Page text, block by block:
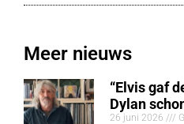
Meer nieuws
“Elvis gaf
Dylan
26 juni 2026